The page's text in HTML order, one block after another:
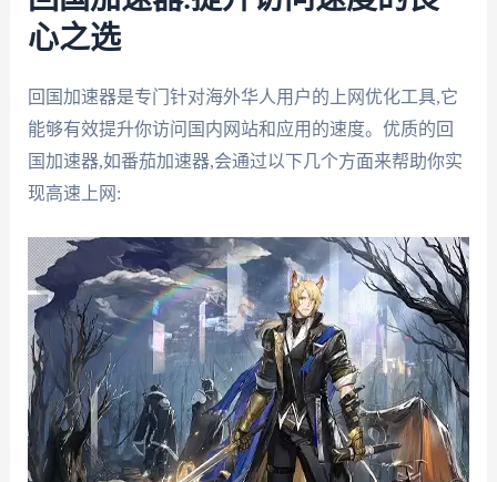
心之选
回国加速器是专门针对海外华人用户的上网优化工具,它
能够有效提升你访问国内网站和应用的速度。优质的回
国加速器,如番茄加速器,会通过以下几个方面来帮助你实
现高速上网: